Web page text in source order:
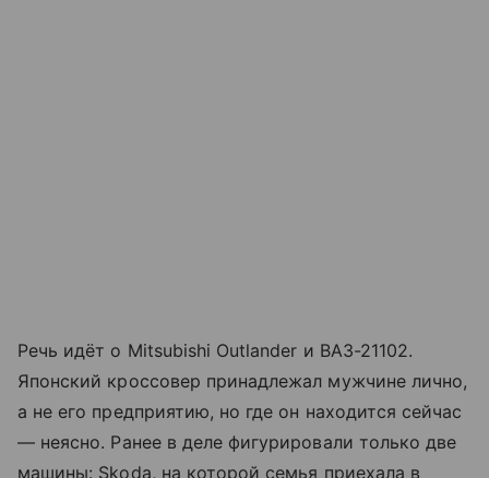
Речь идёт о Mitsubishi Outlander и ВАЗ-21102.
Японский кроссовер принадлежал мужчине лично,
а не его предприятию, но где он находится сейчас
— неясно. Ранее в деле фигурировали только две
машины: Skoda, на которой семья приехала в